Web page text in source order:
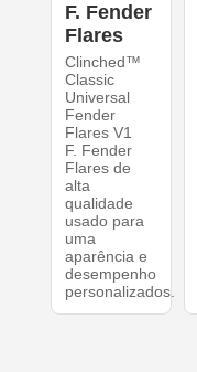
F. Fender
Flares
Clinched™
Classic
Universal
Fender
Flares V1
F. Fender
Flares de
alta
qualidade
usado para
uma
aparência e
desempenho
personalizados.